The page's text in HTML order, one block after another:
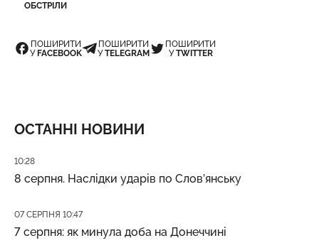
ОБСТРІЛИ
ПОШИРИТИ
У FACEBOOK
ПОШИРИТИ
УTELEGRAM
ПОШИРИТИ
УTWITTER
ОСТАННІ НОВИНИ
Дата публікації
10:28
8 серпня. Наслідки ударів по Слов’янську
Дата публікації
07 СЕРПНЯ 10:47
7 серпня: як минула доба на Донеччині